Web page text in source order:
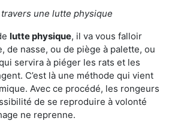
une lutte physique
lutte physique, il va vous falloir
de nasse, ou de piège à palette, ou
servira à piéger les rats et les
C’est là une méthode qui vient
Avec ce procédé, les rongeurs
de se reproduire à volonté
ne reprenne.